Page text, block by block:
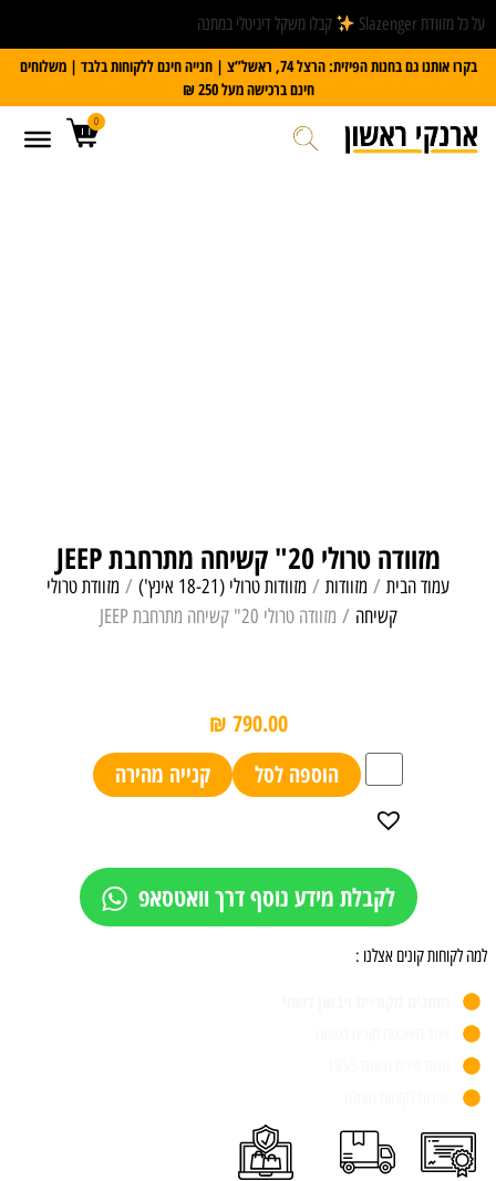
על כל מזוודת Slazenger
קבלו משקל דיגיטלי במתנה
בקרו אותנו גם בחנות הפיזית: הרצל 74, ראשל”צ | חנייה חינם ללקוחות בלבד | משלוחים
חינם ברכישה מעל 250 ₪
0
מזוודה טרולי 20" קשיחה מתרחבת JEEP
עמוד הבית / מזוודות / מזוודות טרולי (18-21 אינץ') / מזוודת טרולי
קשיחה / מזוודה טרולי 20" קשיחה מתרחבת JEEP
₪ 790.00
הוספה לסל
קנייה מהירה
לקבלת מידע נוסף דרך וואטסאפ
למה לקוחות קונים אצלנו :